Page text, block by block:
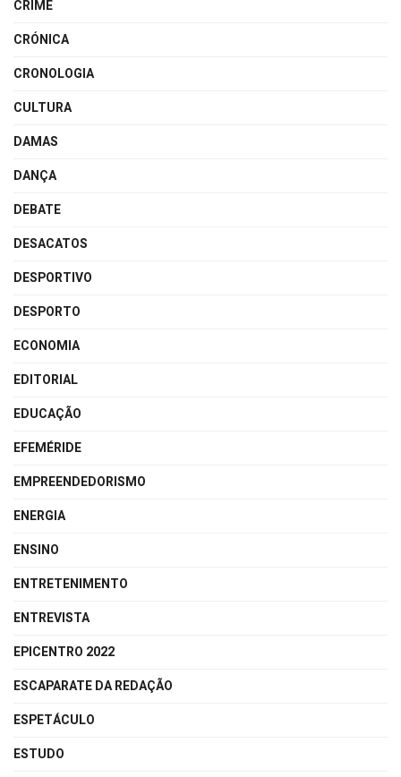
CRIME
CRÓNICA
CRONOLOGIA
CULTURA
DAMAS
DANÇA
DEBATE
DESACATOS
DESPORTIVO
DESPORTO
ECONOMIA
EDITORIAL
EDUCAÇÃO
EFEMÉRIDE
EMPREENDEDORISMO
ENERGIA
ENSINO
ENTRETENIMENTO
ENTREVISTA
EPICENTRO 2022
ESCAPARATE DA REDAÇÃO
ESPETÁCULO
ESTUDO